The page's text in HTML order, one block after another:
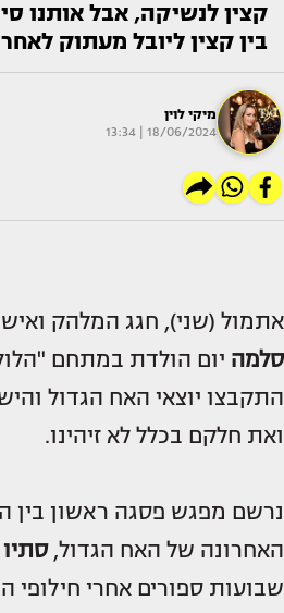
קצין לנשיקה, אבל אותנו
בין קצין ליובל מעתוק
מיקי לוין
18/06/2024 | 13:34
אתמול (שני), חגג המלהק
סלמה יום הולדת במתחם
התקבצו יוצאי האח הגדול
ואת חלקם בכלל לא זיהינו.
נרשם מפגש פסגה ראשון בין
האחרונה של האח הגדול, סתיו
שבועות ספורים אחרי חילופי